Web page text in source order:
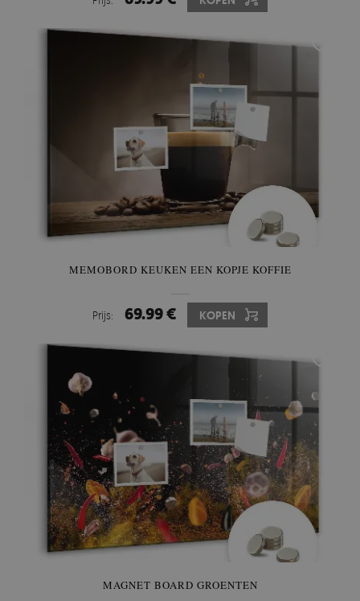
MEMOBORD KEUKEN EEN KOPJE KOFFIE
Prijs: 69.99 € KOPEN
MAGNET BOARD GROENTEN